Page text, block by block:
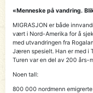
«Menneske på vandring.
MIGRASJON er både
vært i Nord-Amerika for å
med utvandringen fra
Jæren spesielt. Han er med i
Turen var en del av 200 års-
Noen tall:
800 000 nordmenn